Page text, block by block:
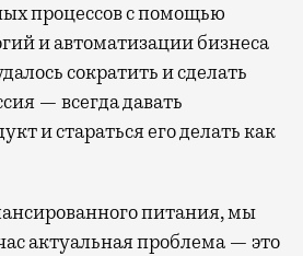
процессов с помощью
и автоматизации бизнеса
сократить и сделать
— всегда давать
и стараться его делать как
питания, мы
актуальная проблема — это